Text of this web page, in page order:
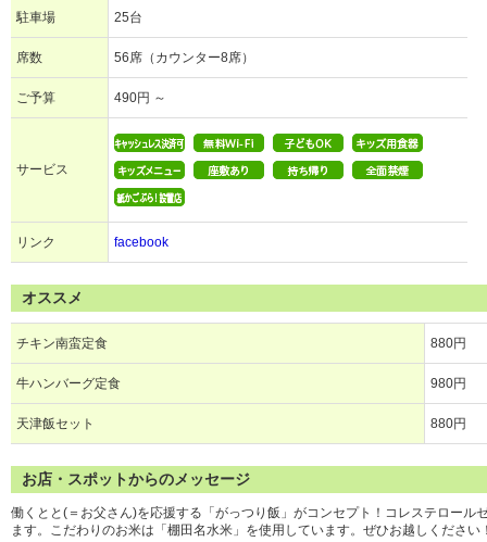
駐車場 25台
席数 56席（カウンター8席）
ご予算 490円 ～
サービス
リンク facebook
オススメ
チキン南蛮定食 880円
牛ハンバーグ定食 980円
天津飯セット 880円
お店・スポットからのメッセージ
働くとと(＝お父さん)を応援する「がっつり飯」がコンセプト！コレステロール
ます。こだわりのお米は「棚田名水米」を使用しています。ぜひお越しください